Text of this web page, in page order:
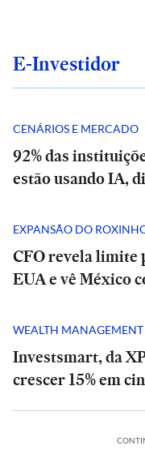
E-Investidor
CENÁRIOS E MERCADO
92% das
estão usando IA,
EXPANSÃO DO
CFO revela limite
EUA e vê México
WEALTH MANAGEMENT
Investsmart, da
crescer 15% em